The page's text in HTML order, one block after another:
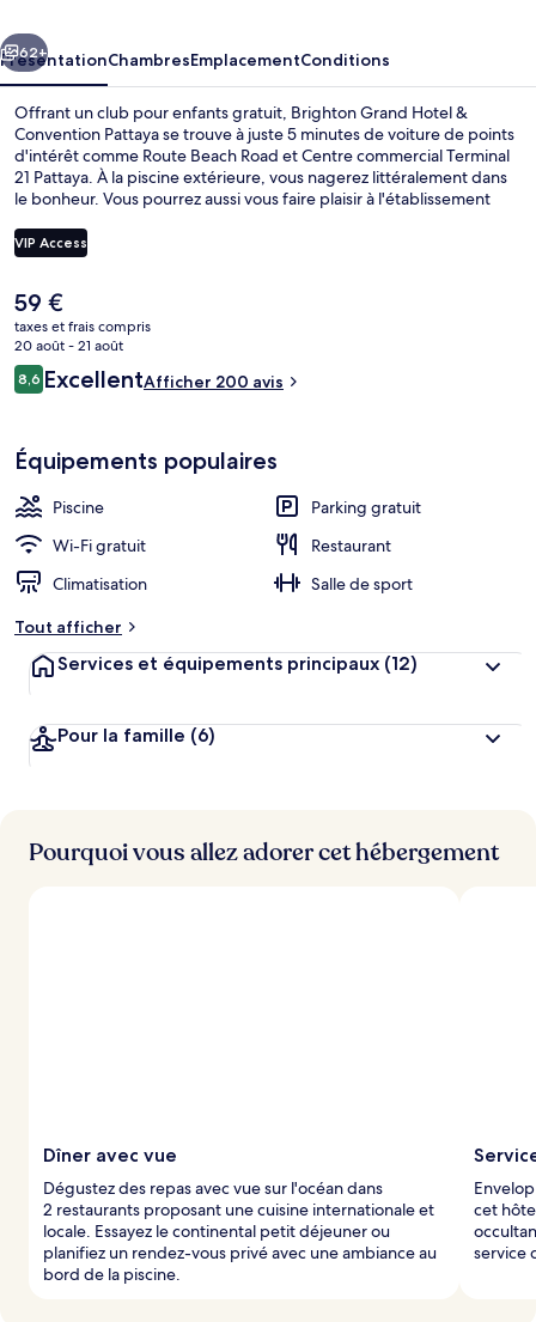
Convention
Pattaya
Suivant
62+
PrésentationChambresEmplacementConditions
Offrant un club pour enfants gratuit, Brighton Grand Hotel &
Convention Pattaya se trouve à juste 5 minutes de voiture de points
d'intérêt comme Route Beach Road et Centre commercial Terminal
21 Pattaya. À la piscine extérieure, vous nagerez littéralement dans
le bonheur. Vous pourrez aussi vous faire plaisir à l'établissement
déjeuner, il vous régale de ses spécialités Cuisine locale et
internationale. Cet hôtel de luxe abrite en outre 2 bars/lounges, un
VIP Access
Le
prix
actuel
est
de
59 €
taxes et frais compris
20 août - 21 août
Avis
voyageurs
8,68,6 sur 10
ExcellentAfficher 200 avis
Équipements populaires
Piscine
Parking gratuit
Wi-Fi gratuit
Restaurant
Climatisation
Salle de sport
Tout afficher
Services et équipements principaux (12)
Pour la famille (6)
Pourquoi vous allez adorer cet hébergement
Dîner avec vue
Dégustez des repas avec vue sur l'océan dans
2 restaurants proposant une cuisine internationale et
locale. Essayez le continental petit déjeuner ou
planifiez un rendez-vous privé avec une ambiance au
bord de la piscine.
cet
service